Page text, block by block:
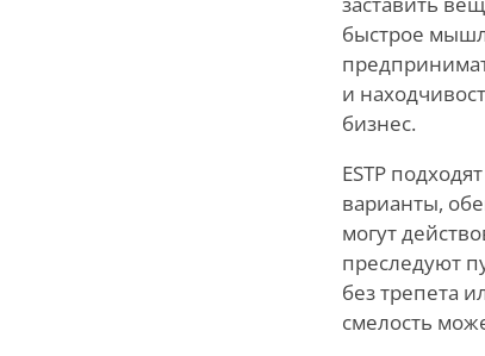
быстрое
и
бизнес.
ESTP
варианты,
могут
преследуют
без трепета
смелость